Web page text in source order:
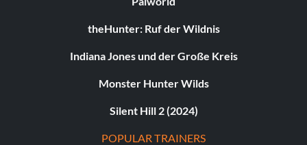
theHunter: Ruf der Wildnis
Indiana Jones und der Große Kreis
Monster Hunter Wilds
Silent Hill 2 (2024)
POPULAR TRAINERS